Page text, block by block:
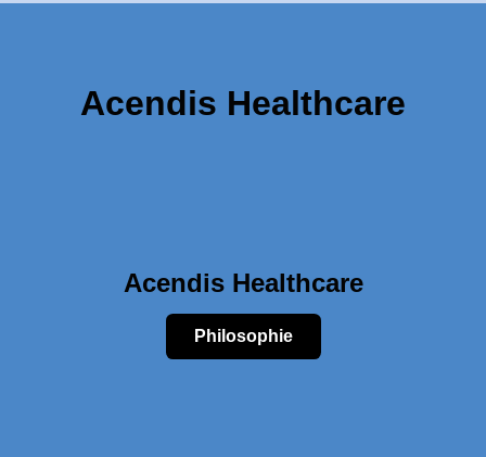
Acendis Healthcare
Acendis Healthcare
Philosophie